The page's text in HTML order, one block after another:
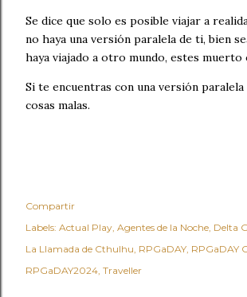
Se dice que solo es posible viajar a
no haya una versión paralela de ti, bien
haya viajado a otro mundo, estes muerto
Si te encuentras con una versión
cosas malas.
Compartir
Labels: Actual Play Agentes de la Noche Delta
La Llamada de Cthulhu RPGaDAY RPGaDAY
RPGaDAY2024 Traveller